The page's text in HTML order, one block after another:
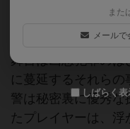
舞台は凶悪犯罪のは
に蔓延するそれら
警は秘密裏に優秀な
たプレイヤーは、
また
メールで
しばらく